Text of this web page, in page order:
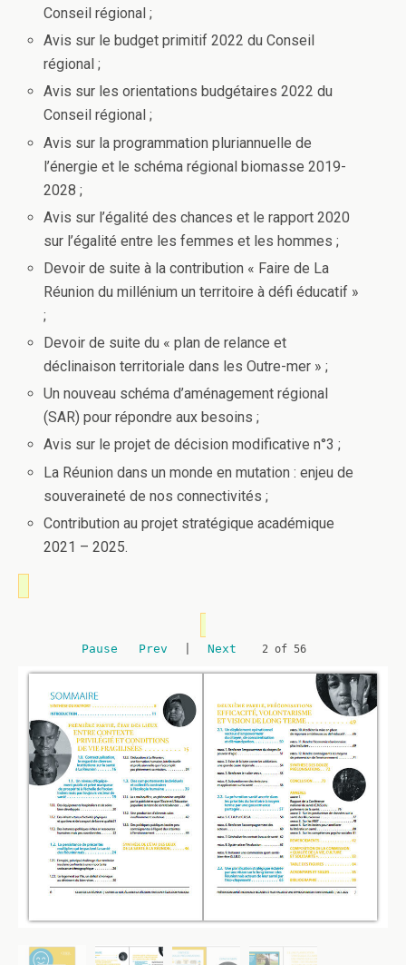
Conseil régional ;
Avis sur le budget primitif 2022 du Conseil
régional ;
Avis sur les orientations budgétaires 2022 du
Conseil régional ;
Avis sur la programmation pluriannuelle de
l’énergie et le schéma régional biomasse 2019-
2028 ;
Avis sur l’égalité des chances et le rapport 2020
sur l’égalité entre les femmes et les hommes ;
Devoir de suite à la contribution « Faire de La
Réunion du millénium un territoire à défi éducatif »
;
Devoir de suite du « plan de relance et
déclinaison territoriale dans les Outre-mer » ;
Un nouveau schéma d’aménagement régional
(SAR) pour répondre aux besoins ;
Avis sur le projet de décision modificative n°3 ;
La Réunion dans un monde en mutation : enjeu de
souveraineté de nos connectivités ;
Contribution au projet stratégique académique
2021 – 2025.
Pause Prev Next 2 of 56